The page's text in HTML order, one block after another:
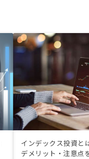
インデックス投資と
デメリット・注意点